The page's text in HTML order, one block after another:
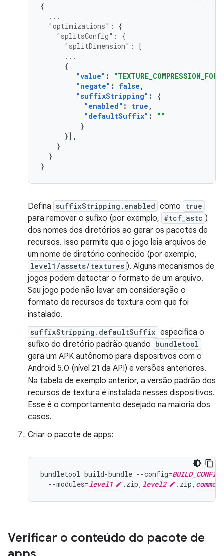
{
...
"optimizations" :
{
"splitsConfig" :
{
"splitDimension" :
[
...
{
"value" :
"negate" : false ,
"suffixStripping" :
{
"enabled" : true ,
"defaultSuffix" :
""
}
}],
}
}
}
Defina suffixStripping.enabled como true
para remover o sufixo (por exemplo, #tcf_astc )
dos nomes dos diretórios ao gerar os pacotes de
recursos. Isso permite que o jogo leia arquivos de
um nome de diretório conhecido (por exemplo,
level1/assets/textures ). Alguns mecanismos de
jogos podem detectar o formato de um arquivo.
Seu jogo pode não levar em consideração o
formato de recursos de textura com que foi
instalado.
suffixStripping.defaultSuffix especifica o
sufixo do diretório padrão quando bundletool
gera um APK autônomo para dispositivos com o
Android 5.0 (nível 21 da API) e versões anteriores.
Na tabela de exemplo anterior, a versão padrão dos
recursos de textura é instalada nesses dispositivos.
Esse é o comportamento desejado na maioria dos
casos.
Criar o pacote de apps:
bundletool build-bundle --config=BUILD_CONFIG
  --modules=
level1 .zip, level2 .zip, common
Verificar o conteúdo do pacote de